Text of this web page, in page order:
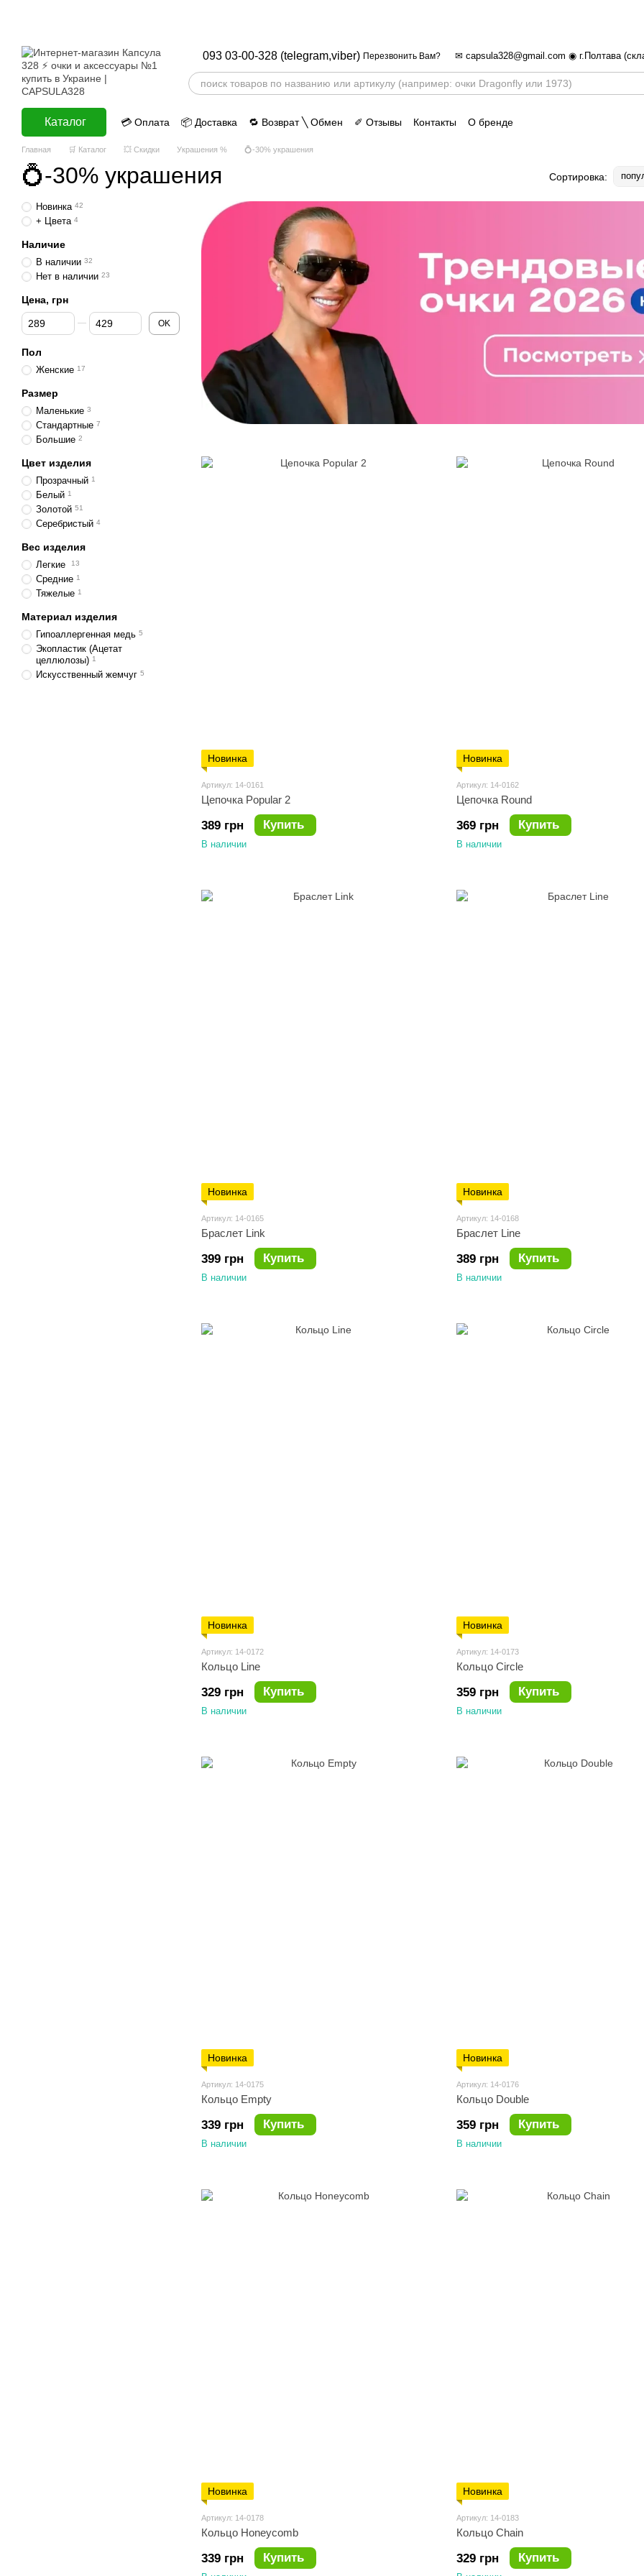
093 03-00-328 (telegram,viber) Перезвонить Вам? ✉ capsula328@gmail.com ◉ г.Полтава
Каталог 💳 Оплата 📦 Доставка 🔁 Возврат ╲ Обмен ✐ Отзывы Контакты
О бренде
Главная 🛒 Каталог 💥 Скидки Украшения % 💍-30% украшения
💍-30% украшения Сортировка:
Новинка
Артикул: 14-0161
Цепочка Popular 2
389 грн Купить
В наличии
Новинка
Артикул: 14-0162
Цепочка Round
369 грн Купить
В наличии
Новинка
Артикул: 14-0165
Браслет Link
399 грн Купить
В наличии
Новинка
Артикул: 14-0168
Браслет Line
389 грн Купить
В наличии
Новинка
Артикул: 14-0172
Кольцо Line
329 грн Купить
В наличии
Новинка
Артикул: 14-0173
Кольцо Сircle
359 грн Купить
В наличии
Новинка
Артикул: 14-0175
Кольцо Empty
339 грн Купить
В наличии
Новинка
Артикул: 14-0176
Кольцо Double
359 грн Купить
В наличии
Новинка
Артикул: 14-0178
Кольцо Honeycomb
339 грн Купить
Новинка
Артикул: 14-0183
Кольцо Chain
329 грн Купить
Новинка 42
+ Цвета 4
Наличие
В наличии 32
Нет в наличии 23
Цена, грн
От Цена, грн
До Цена, грн OK
Пол
Женские 17
Размер
Маленькие 3
Стандартные 7
Большие 2
Цвет изделия
Прозрачный 1
Белый 1
Золотой 51
Серебристый 4
Вес изделия
Легкие 13
Средние 1
Тяжелые 1
Материал изделия
Гипоаллергенная медь 5
Экопластик (Ацетат
целлюлозы) 1
Искусственный жемчуг 5